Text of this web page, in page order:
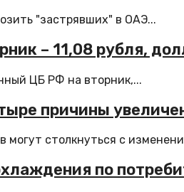
"застрявших" в ОАЭ...
– 11,08 рубля,
ЦБ РФ на вторник,...
причины
столкнуться с
по